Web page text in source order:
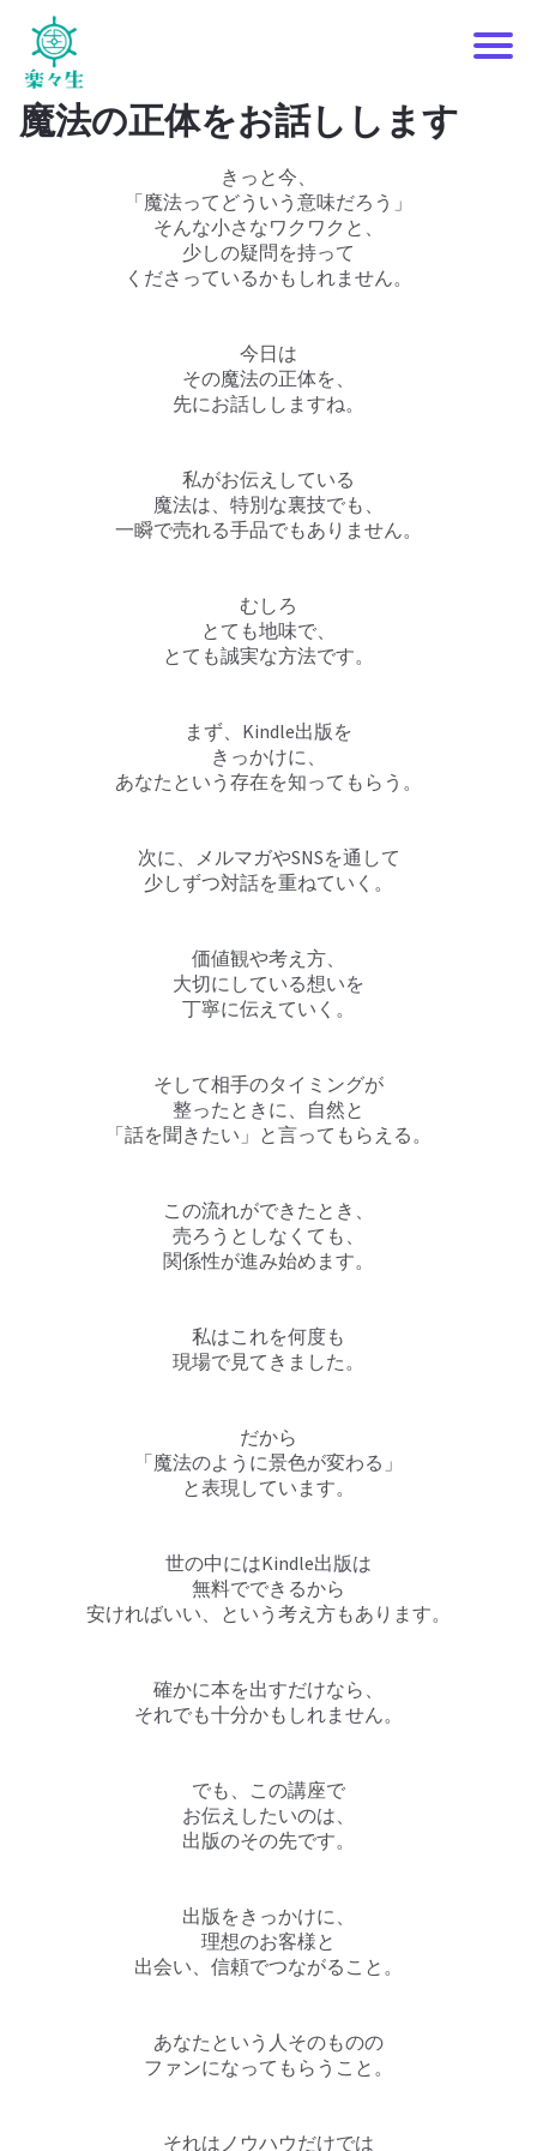
魔法の正体をお話しします
きっと今、
「魔法ってどういう意味だろう」
そんな小さなワクワクと、
少しの疑問を持って
くださっているかもしれません。
今日は
その魔法の正体を、
先にお話ししますね。
私がお伝えしている
魔法は、特別な裏技でも、
一瞬で売れる手品でもありません。
むしろ
とても地味で、
とても誠実な方法です。
まず、Kindle出版を
きっかけに、
あなたという存在を知ってもらう。
次に、メルマガやSNSを通して
少しずつ対話を重ねていく。
価値観や考え方、
大切にしている想いを
丁寧に伝えていく。
そして相手のタイミングが
整ったときに、自然と
「話を聞きたい」と言ってもらえる。
この流れができたとき、
売ろうとしなくても、
関係性が進み始めます。
私はこれを何度も
現場で見てきました。
だから
「魔法のように景色が変わる」
と表現しています。
世の中にはKindle出版は
無料でできるから
安ければいい、という考え方もあります。
確かに本を出すだけなら、
それでも十分かもしれません。
でも、この講座で
お伝えしたいのは、
出版のその先です。
出版をきっかけに、
理想のお客様と
出会い、信頼でつながること。
あなたという人そのものの
ファンになってもらうこと。
それはノウハウだけでは